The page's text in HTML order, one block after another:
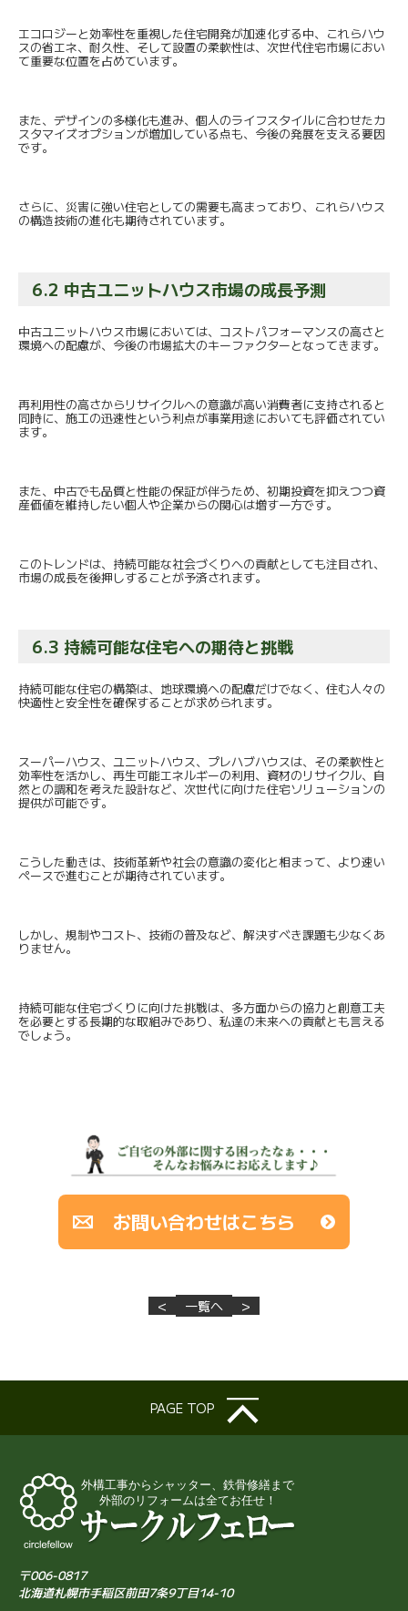
エコロジーと効率性を重視した住宅開発が加速化する中、 これらハウ
スの省エネ、耐久性、そして設置の柔軟性は、 次世代住宅市場におい
て重要な位置を占めています。
また、デザインの多様化も進み、個人のライフスタイルに合わせたカ
スタマイズオプションが増加している点も、今後の発展を支える要因
です。
さらに、災害に強い住宅としての需要も高まっており、 これらハウス
の構造技術の進化も期待されています。
6.2 中古ユニットハウス市場の成長予測
中古ユニットハウス市場においては、 コストパフォーマンスの高さと
環境への配慮が、 今後の市場拡大のキーファクターとなってきます。
再利用性の高さからリサイクルへの意識が高い消費者に支持される と
同時に、 施工の迅速性という利点が事業用途においても評価されてい
ます。
また、中古でも品質と性能の保証が伴うため、 初期投資を抑えつつ資
産価値を維持したい個人や企業からの関心は増す一方です。
このトレンドは、 持続可能な社会づくりへの貢献としても注目され、
市場の成長を後押しすることが予済されます。
6.3 持続可能な住宅への期待と挑戦
持続可能な住宅の構築は、地球環境への配慮だけでなく、 住む人々の
快適性と安全性を確保することが求められます。
スーパーハウス、ユニットハウス、プレハブハウスは、 その柔軟性と
効率性を活かし、再生可能エネルギーの利用、 資材のリサイクル、自
然との調和を考えた設計など、 次世代に向けた住宅ソリューションの
提供が可能です。
こうした動きは、技術革新や社会の意識の変化と相まって、 より速い
ペースで進むことが期待されています。
しかし、規制やコスト、技術の普及など、 解決すべき課題も少なくあ
りません。
持続可能な住宅づくりに向けた挑戦は、 多方面からの協力と創意工夫
を必要とする長期的な取組みであり、 私達の未来への貢献とも言える
でしょう。
お問い合わせはこちら
< 一覧へ >
PAGE TOP
〒006-0817
北海道札幌市手稲区前田7条9丁目14-10